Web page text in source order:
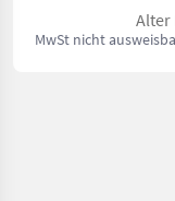
Alter
MwSt nicht